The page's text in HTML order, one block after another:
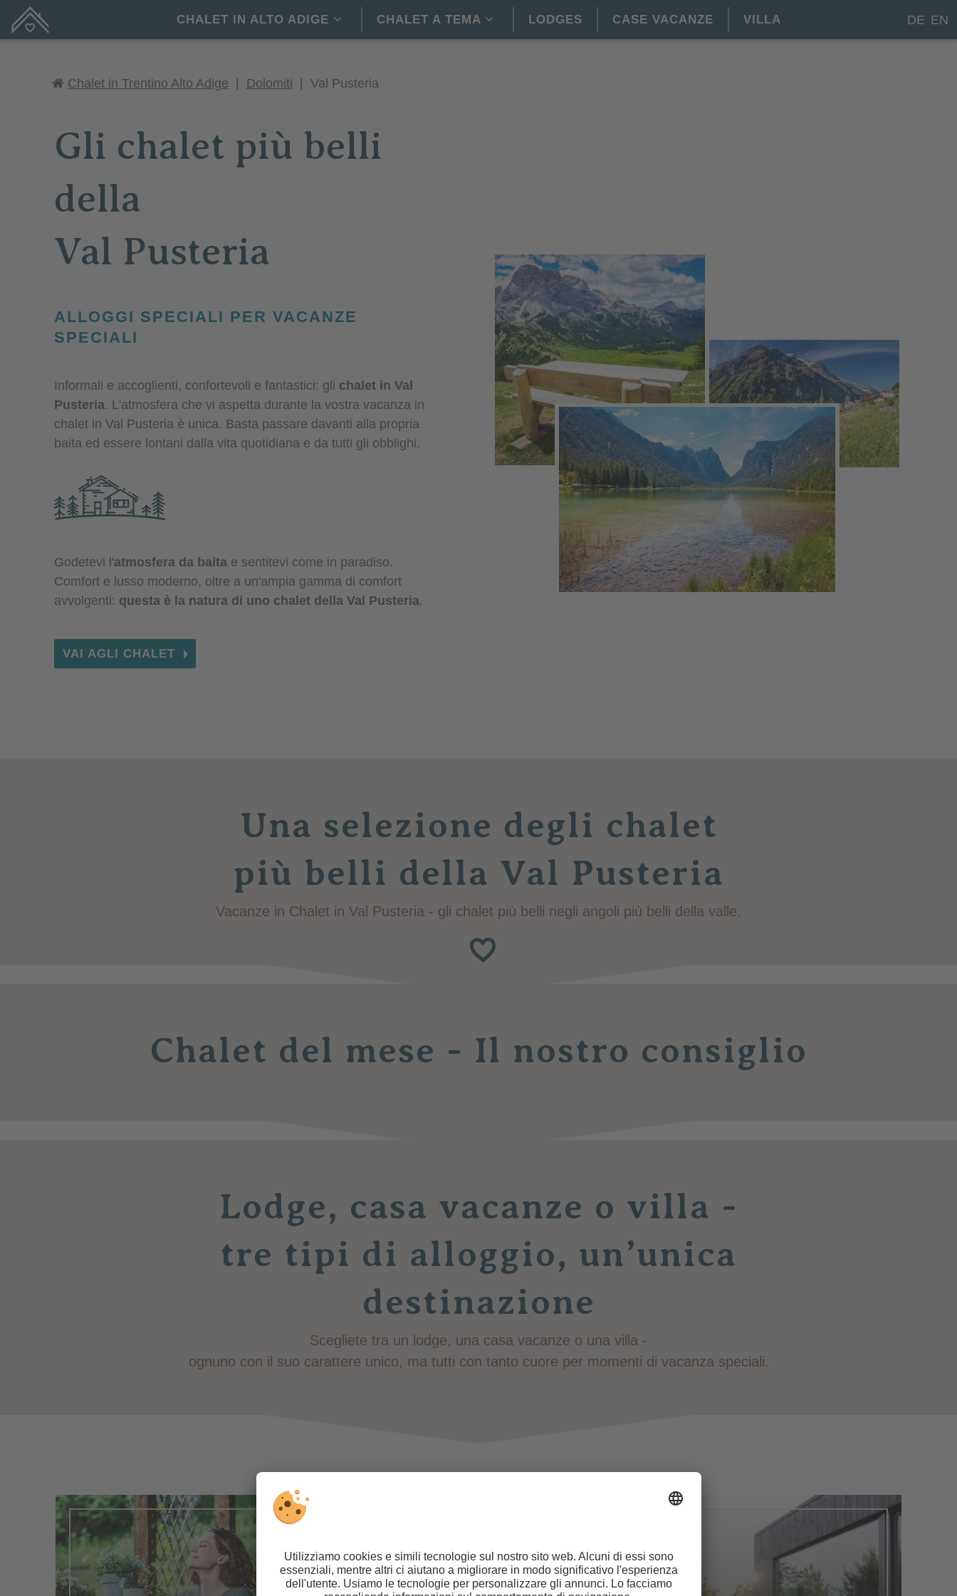
DE EN
Chalet in Trentino Alto Adige Dolomiti Val Pusteria
CHALET IN ALTO ADIGE CHALET A TEMA LODGES CASE VACANZE VILLA
Gli chalet più belli
della
Val Pusteria
ALLOGGI SPECIALI PER VACANZE
SPECIALI
Informali e accoglienti, confortevoli e fantastici: gli chalet in Val
Pusteria. L'atmosfera che vi aspetta durante la vostra vacanza in
chalet in Val Pusteria è unica. Basta passare davanti alla propria
baita ed essere lontani dalla vita quotidiana e da tutti gli obblighi.
Godetevi l'atmosfera da baitae sentitevi come in paradiso.
Comfort e lusso moderno, oltre a un'ampia gamma di comfort
avvolgenti: questa è la natura di uno chalet della Val Pusteria.
VAI AGLI CHALET
Una selezione degli chalet
più belli della Val Pusteria
Vacanze in Chalet in Val Pusteria - gli chalet più belli negli angoli più belli della valle.
Chalet del mese - Il nostro consiglio
Lodge, casa vacanze o villa -
tre tipi di alloggio, un’unica
destinazione
Scegliete tra un lodge, una casa vacanze o una villa -
ognuno con il suo carattere unico, ma tutti con tanto cuore per momenti di vacanza speciali.